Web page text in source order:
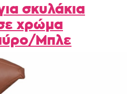
σκυλάκια
χρώμα
Μπλε